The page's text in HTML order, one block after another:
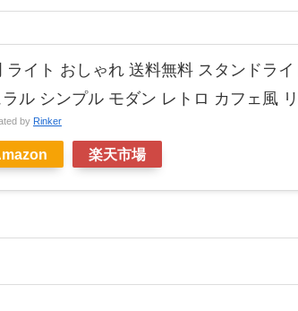
ライト おしゃれ 送料無料 スタンドラ
ル シンプル モダン レトロ カフェ風
by Rinker
楽天市場